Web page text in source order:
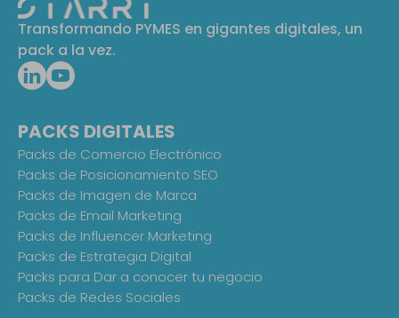
Transformando PYMES en gigantes digitales, un
pack a la vez.
PACKS DIGITALES
Packs de Comercio Electrónico
Packs de Posicionamiento SEO
Packs de Imagen de Marca
Packs de Email Marketing
Packs de Influencer Marketing
Packs de Estrategia Digital
Packs para Dar a conocer tu negocio
Packs de Redes Sociales